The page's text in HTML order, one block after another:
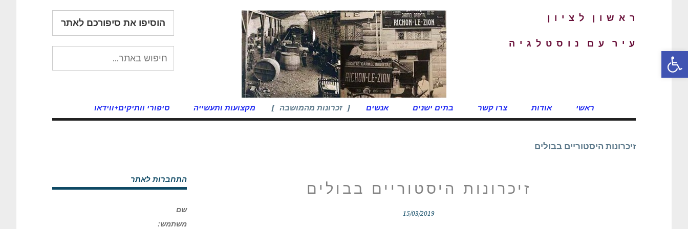
ר א ש ו ן ל צ י ו ן
ע י ר ע ם נ ו ס ט ל ג י ה
הוסיפו את סיפורכם לאתר
ראשי אודות צרו קשר בתים ישנים אנשים זכרונות מהמושבה מקצועות ותעשייה סיפורי וותיקים+ווידאו
זיכרונות היסטוריים בבולים
זיכרונות היסטוריים בבולים
15/03/2019
התחברות לאתר
שם
משתמש:
פתח סרגל נגישות